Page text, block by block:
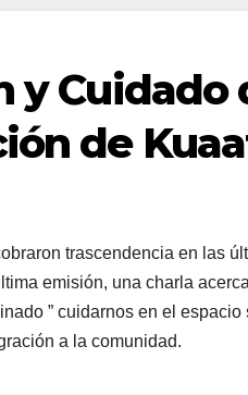
y Cuidado
de
trascendencia en las
emisión, una charla
” cuidarnos en el
a la comunidad.